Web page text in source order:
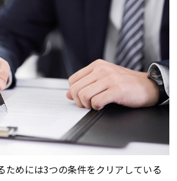
ためには3つの条件をクリアしている